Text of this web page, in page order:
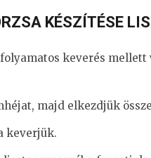
KÉSZÍTÉSE
keverés
majd elkezdjük
keverjük.